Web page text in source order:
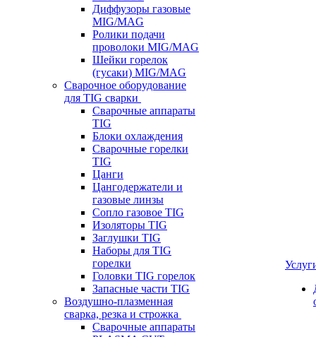
Диффузоры газовые
MIG/MAG
Ролики подачи
проволоки MIG/MAG
Шейки горелок
(гусаки) MIG/MAG
Сварочное оборудование
для TIG сварки
Сварочные аппараты
TIG
Блоки охлаждения
Сварочные горелки
TIG
Цанги
Цангодержатели и
газовые линзы
Сопло газовое TIG
Изоляторы TIG
Заглушки TIG
Наборы для TIG
горелки
Головки TIG горелок
Запасные части TIG
Воздушно-плазменная
сварка, резка и строжка
Сварочные аппараты